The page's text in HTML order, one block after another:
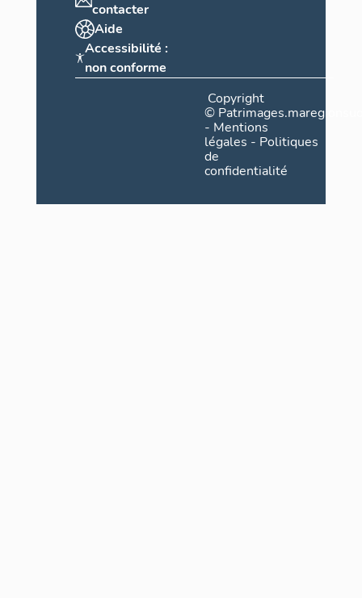
contacter
Aide
Accessibilité :
non conforme
Copyright
©
- Mentions
légales - Politiques
de
confidentialité